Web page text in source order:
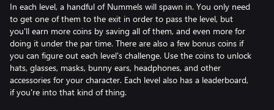
In each level, a handful of Nummels will spawn in. You only need
to get one of them to the exit in order to pass the level, but
you'll earn more coins by saving all of them, and even more for
doing it under the par time. There are also a few bonus coins if
you can figure out each level's challenge. Use the coins to unlock
hats, glasses, masks, bunny ears, headphones, and other
accessories for your character. Each level also has a leaderboard,
if you're into that kind of thing.